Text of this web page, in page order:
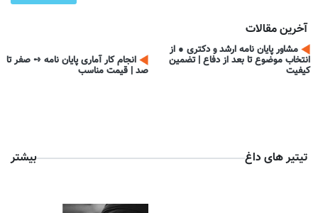
آخرین مقالات
مشاور پایان نامه ارشد و دکتری ● از
انتخاب موضوع تا بعد از دفاع | تضمین
کیفیت
انجام کار آماری پایان نامه ➺ صفر تا
صد | قیمت مناسب
تیتیر های داغ بیشتر